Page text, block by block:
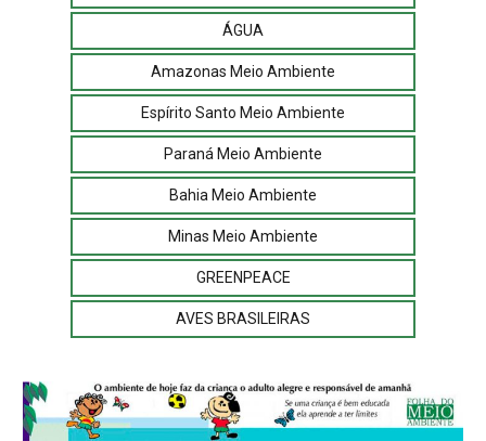
ÁGUA
Amazonas Meio Ambiente
Espírito Santo Meio Ambiente
Paraná Meio Ambiente
Bahia Meio Ambiente
Minas Meio Ambiente
GREENPEACE
AVES BRASILEIRAS